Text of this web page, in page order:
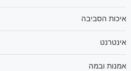
איכות הסביבה
אינטרנט
אמנות ובמה